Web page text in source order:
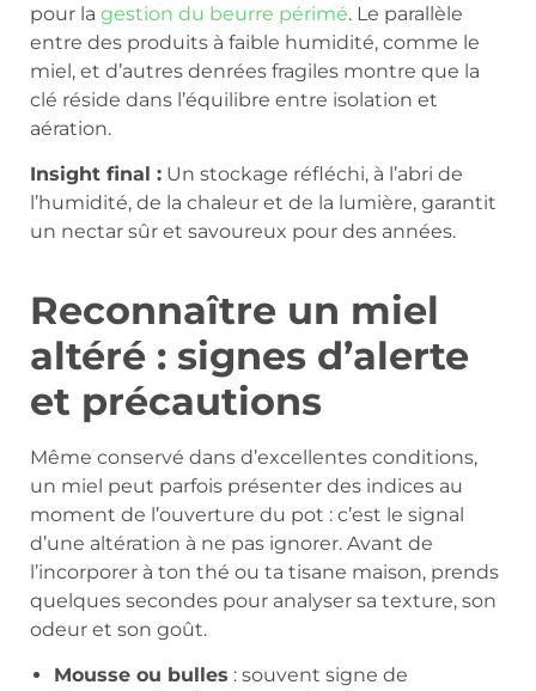
pour la gestion du beurre périmé. Le parallèle
entre des produits à faible humidité, comme le
miel, et d’autres denrées fragiles montre que la
clé réside dans l’équilibre entre isolation et
aération.
Insight final : Un stockage réfléchi, à l’abri de
l’humidité, de la chaleur et de la lumière, garantit
un nectar sûr et savoureux pour des années.
Reconnaître un miel
altéré : signes d’alerte
et précautions
Même conservé dans d’excellentes conditions,
un miel peut parfois présenter des indices au
moment de l’ouverture du pot : c’est le signal
d’une altération à ne pas ignorer. Avant de
l’incorporer à ton thé ou ta tisane maison, prends
quelques secondes pour analyser sa texture, son
odeur et son goût.
Mousse ou bulles : souvent signe de